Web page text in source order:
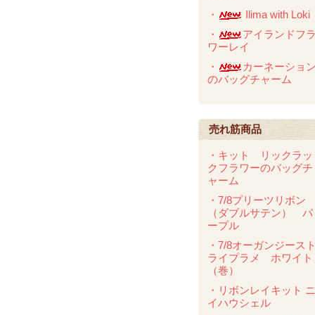
・
Ilima with Loki
・
アイランドフラ
ワーレイ
・
カーネーション
のバッグチャーム
売れ筋商品
・キット リックラッ
クフラワーのバッグチ
ャーム
・7/8プリーツリボン
（ダブルサテン） パ
ープル
・7/8オーガンジースト
ライプラメ ホワイト
（巻）
・リボンレイキット ニ
イハウシェル